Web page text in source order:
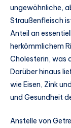
ungewöhnliche,
Straußenfleisch
Anteil an
herkömmlichem
Cholesterin, was
Darüber hinaus
wie Eisen, Zink
und Gesundheit
Anstelle von